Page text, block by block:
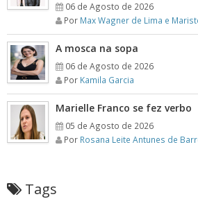
06 de Agosto de 2026
Por Max Wagner de Lima e
A mosca na sopa
06 de Agosto de 2026
Por Kamila Garcia
Marielle Franco se fez verbo
05 de Agosto de 2026
Por Rosana Leite Antunes de
Tags